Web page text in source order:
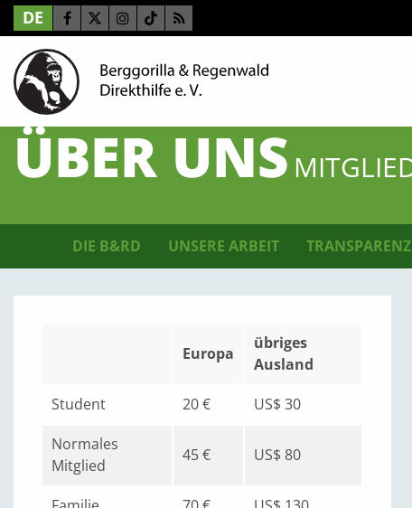
DE
ÜBER UNS
DIE B&RD UNSERE ARBEIT TRANSPARENZ
Europa
übriges
Ausland
Student
20 €
US$ 30
Normales
Mitglied
45 € US$ 80